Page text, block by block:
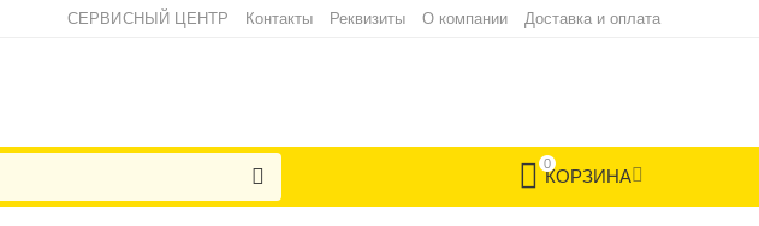
СЕРВИСНЫЙ ЦЕНТР Контакты Реквизиты О компании Доставка и оплата
0
КОРЗИНА